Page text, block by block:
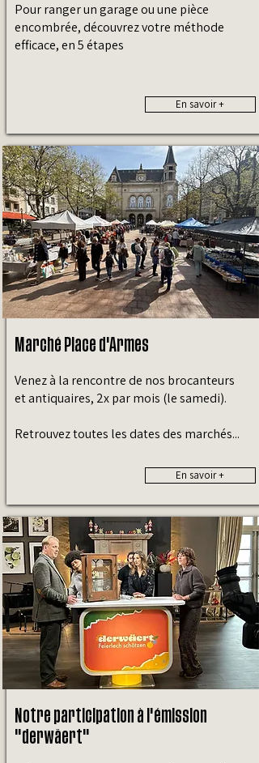
Pour ranger un garage ou une pièce
encombrée, découvrez votre méthode
efficace, en 5 étapes
En savoir +
Marché Place d'Armes
Venez à la rencontre de nos brocanteurs
et antiquaires, 2x par mois (le samedi).
Retrouvez toutes les dates des marchés...
En savoir +
Notre participation à l'émission
"derwäert"